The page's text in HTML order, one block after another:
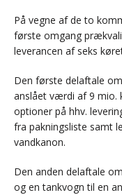
På vegne af de to
første omgang
leverancen af seks
Den første delaftale
anslået værdi af 9 mio.
optioner på hhv.
fra pakningsliste samt
vandkanon.
Den anden delaftale
og en tankvogn til en